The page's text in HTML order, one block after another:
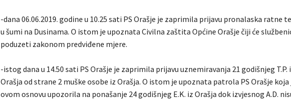
-dana 06.06.2019. godine u 10.25 sati PS Orašje je zaprimila prijavu pronalaska ratne
u šumi na Dusinama. O istom je upoznata Civilna zaštita Općine Orašje čiji će
poduzeti zakonom predviđene mjere.
-istog dana u 14.50 sati PS Orašje je zaprimila prijavu uznemiravanja 21 godišnjeg T.P.
Orašja od strane 2 muške osobe iz Orašja. O istom je upoznata patrola PS Orašje koja
ovom osnovu upozorila na ponašanje 24 godišnjeg E.K. iz Orašja dok izvjesnog A.D.